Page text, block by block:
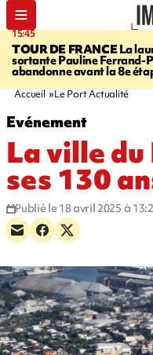
15:45
TOUR DE FRANCELa
sortante Pauline Ferrand-
abandonne avant la 8e
Accueil Le Port Actualité
Evénement
La ville
ses 130
Publié le 18 avril 2025 à